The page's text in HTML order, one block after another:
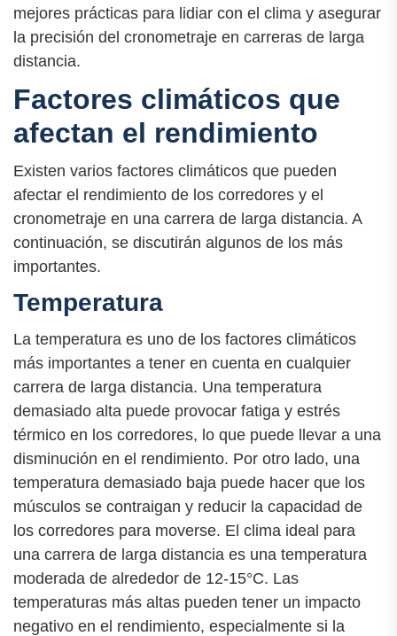
mejores prácticas para lidiar con el clima y asegurar
la precisión del cronometraje en carreras de larga
distancia.
Factores climáticos que
afectan el rendimiento
Existen varios factores climáticos que pueden
afectar el rendimiento de los corredores y el
cronometraje en una carrera de larga distancia. A
continuación, se discutirán algunos de los más
importantes.
Temperatura
La temperatura es uno de los factores climáticos
más importantes a tener en cuenta en cualquier
carrera de larga distancia. Una temperatura
demasiado alta puede provocar fatiga y estrés
térmico en los corredores, lo que puede llevar a una
disminución en el rendimiento. Por otro lado, una
temperatura demasiado baja puede hacer que los
músculos se contraigan y reducir la capacidad de
los corredores para moverse. El clima ideal para
una carrera de larga distancia es una temperatura
moderada de alrededor de 12-15°C. Las
temperaturas más altas pueden tener un impacto
negativo en el rendimiento, especialmente si la